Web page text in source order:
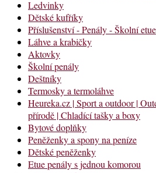
Ledvinky
Dětské kufříky
Příslušenství - Penály - Školní etue
Láhve a krabičky
Aktovky
Školní penály
Deštníky
Termosky a termoláhve
Heureka.cz | Sport a outdoor |
přírodě | Chladící tašky a boxy
Bytové doplňky
Peněženky a spony na peníze
Dětské peněženky
Etue penály s jednou komorou